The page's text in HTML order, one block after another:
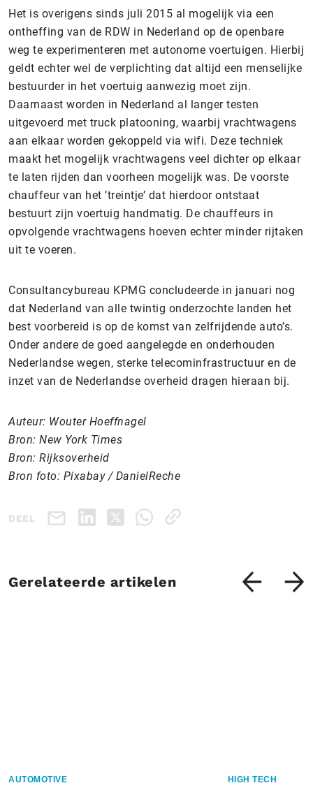
Het is overigens sinds juli 2015 al mogelijk via een
ontheffing van de RDW in Nederland op de openbare
weg te experimenteren met autonome voertuigen. Hierbij
geldt echter wel de verplichting dat altijd een menselijke
bestuurder in het voertuig aanwezig moet zijn.
Daarnaast worden in Nederland al langer testen
uitgevoerd met truck platooning, waarbij vrachtwagens
aan elkaar worden gekoppeld via wifi. Deze techniek
maakt het mogelijk vrachtwagens veel dichter op elkaar
te laten rijden dan voorheen mogelijk was. De voorste
chauffeur van het ’treintje’ dat hierdoor ontstaat
bestuurt zijn voertuig handmatig. De chauffeurs in
opvolgende vrachtwagens hoeven echter minder rijtaken
uit te voeren.
Consultancybureau KPMG concludeerde in januari nog
dat Nederland van alle twintig onderzochte landen het
best voorbereid is op de komst van zelfrijdende auto’s.
Onder andere de goed aangelegde en onderhouden
Nederlandse wegen, sterke telecominfrastructuur en de
inzet van de Nederlandse overheid dragen hieraan bij.
Auteur: Wouter Hoeffnagel
Bron: New York Times
Bron: Rijksoverheid
Bron foto: Pixabay / DanielReche
DEEL
Gerelateerde artikelen
AUTOMOTIVE HIGH TECH